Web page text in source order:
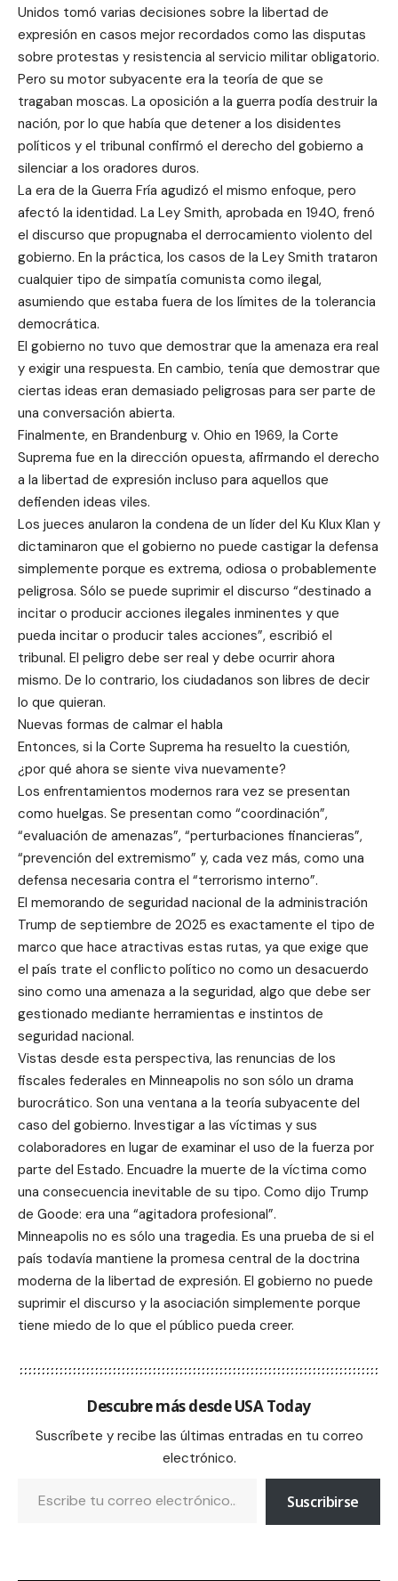
Unidos tomó varias decisiones sobre la libertad de
expresión en casos mejor recordados como las disputas
sobre protestas y resistencia al servicio militar obligatorio.
Pero su motor subyacente era la teoría de que se
tragaban moscas. La oposición a la guerra podía destruir la
nación, por lo que había que detener a los disidentes
políticos y el tribunal confirmó el derecho del gobierno a
silenciar a los oradores duros.
La era de la Guerra Fría agudizó el mismo enfoque, pero
afectó la identidad. La Ley Smith, aprobada en 1940, frenó
el discurso que propugnaba el derrocamiento violento del
gobierno. En la práctica, los casos de la Ley Smith trataron
cualquier tipo de simpatía comunista como ilegal,
asumiendo que estaba fuera de los límites de la tolerancia
democrática.
El gobierno no tuvo que demostrar que la amenaza era real
y exigir una respuesta. En cambio, tenía que demostrar que
ciertas ideas eran demasiado peligrosas para ser parte de
una conversación abierta.
Finalmente, en Brandenburg v. Ohio en 1969, la Corte
Suprema fue en la dirección opuesta, afirmando el derecho
a la libertad de expresión incluso para aquellos que
defienden ideas viles.
Los jueces anularon la condena de un líder del Ku Klux Klan y
dictaminaron que el gobierno no puede castigar la defensa
simplemente porque es extrema, odiosa o probablemente
peligrosa. Sólo se puede suprimir el discurso “destinado a
incitar o producir acciones ilegales inminentes y que
pueda incitar o producir tales acciones”, escribió el
tribunal. El peligro debe ser real y debe ocurrir ahora
mismo. De lo contrario, los ciudadanos son libres de decir
lo que quieran.
Nuevas formas de calmar el habla
Entonces, si la Corte Suprema ha resuelto la cuestión,
¿por qué ahora se siente viva nuevamente?
Los enfrentamientos modernos rara vez se presentan
como huelgas. Se presentan como “coordinación”,
“evaluación de amenazas”, “perturbaciones financieras”,
“prevención del extremismo” y, cada vez más, como una
defensa necesaria contra el “terrorismo interno”.
El memorando de seguridad nacional de la administración
Trump de septiembre de 2025 es exactamente el tipo de
marco que hace atractivas estas rutas, ya que exige que
el país trate el conflicto político no como un desacuerdo
sino como una amenaza a la seguridad, algo que debe ser
gestionado mediante herramientas e instintos de
seguridad nacional.
Vistas desde esta perspectiva, las renuncias de los
fiscales federales en Minneapolis no son sólo un drama
burocrático. Son una ventana a la teoría subyacente del
caso del gobierno. Investigar a las víctimas y sus
colaboradores en lugar de examinar el uso de la fuerza por
parte del Estado. Encuadre la muerte de la víctima como
una consecuencia inevitable de su tipo. Como dijo Trump
de Goode: era una “agitadora profesional”.
Minneapolis no es sólo una tragedia. Es una prueba de si el
país todavía mantiene la promesa central de la doctrina
moderna de la libertad de expresión. El gobierno no puede
suprimir el discurso y la asociación simplemente porque
tiene miedo de lo que el público pueda creer.
Descubre más desde USA Today
Suscríbete y recibe las últimas entradas en tu correo
electrónico.
Suscribirse